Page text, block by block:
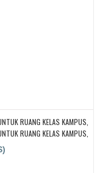
RUANG KELAS KAMPUS,
RUANG KELAS KAMPUS,
RUANG KELAS KAMPUS,
RUANG KELAS KAMPUS,
RUANG KELAS KAMPUS